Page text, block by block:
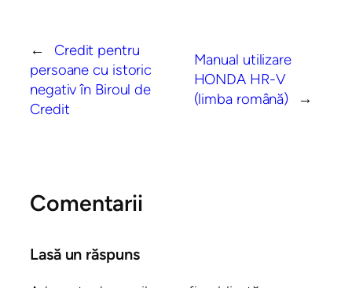
←
Credit pentru
persoane cu istoric
negativ în Biroul de
Credit
Manual utilizare
HONDA HR-V
(limba română)
→
Comentarii
Lasă un răspuns